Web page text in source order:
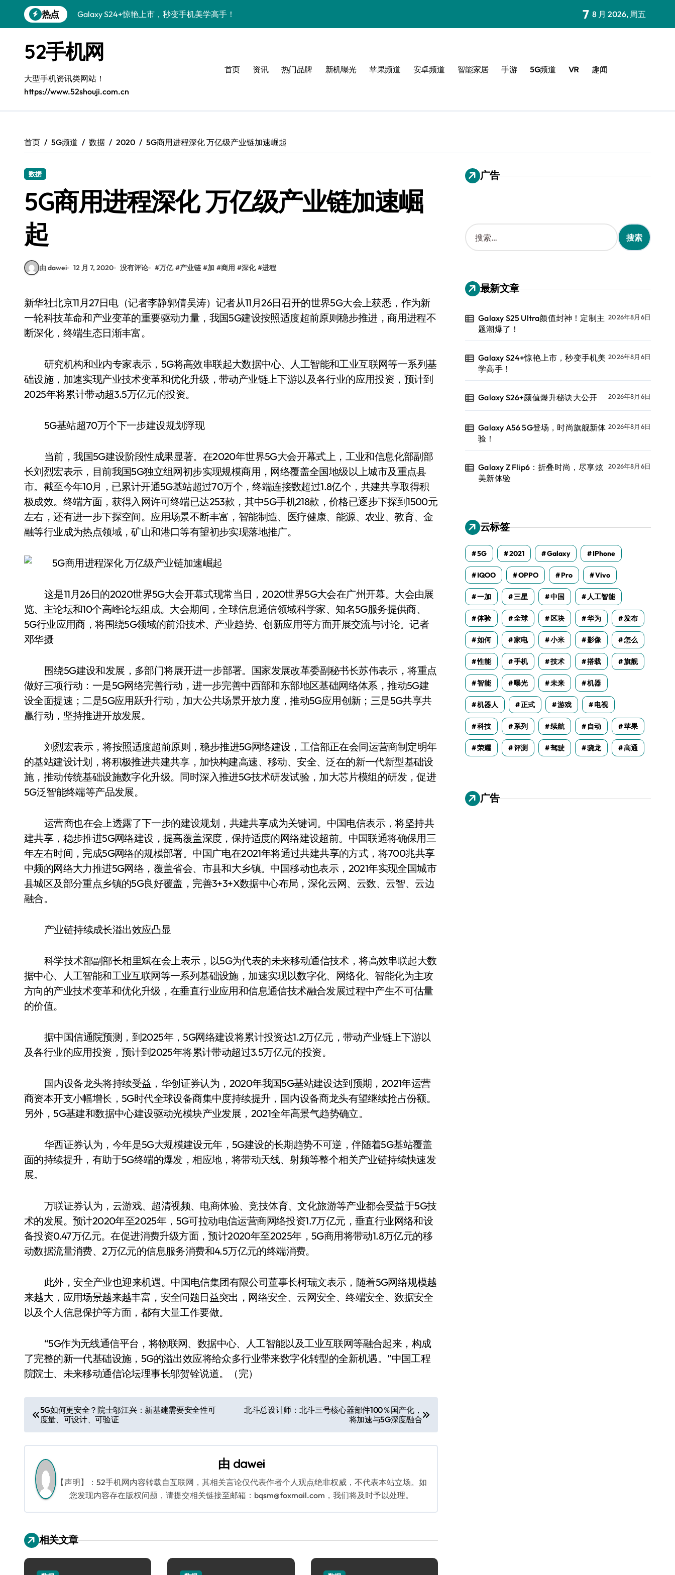
到
热点
Galaxy S26+颜值爆升秘诀大公开
Galaxy A56 5G登场，时尚旗舰新体验！
Galaxy Z Flip6：折叠时尚，尽享炫美新体验
三星Galaxy S26发布：一键解锁个性美
Galaxy C55 5G登场，演绎三星美学新巅峰！
7 8 月 2026, 周五
52手机网
大型手机资讯类网站！
https://www.52shouji.com.cn
首页 资讯 热门品牌 新机曝光 苹果频道 安卓频道 智能家居 手游 5G频道 VR 趣闻
首页 5G频道 数据 2020 5G商用进程深化 万亿级产业链加速崛起
数据
5G商用进程深化 万亿级产业链加速崛
起
由 dawei 12 月 7, 2020 没有评论 #万亿 #产业链 #加 #商用 #深化 #进程
新华社北京11月27日电（记者李静郭倩吴涛）记者从11月26日召开的世界5G大会上获悉，作为新
一轮科技革命和产业变革的重要驱动力量，我国5G建设按照适度超前原则稳步推进，商用进程不
断深化，终端生态日渐丰富。
研究机构和业内专家表示，5G将高效串联起大数据中心、人工智能和工业互联网等一系列基
础设施，加速实现产业技术变革和优化升级，带动产业链上下游以及各行业的应用投资，预计到
2025年将累计带动超3.5万亿元的投资。
5G基站超70万个下一步建设规划浮现
当前，我国5G建设阶段性成果显著。在2020年世界5G大会开幕式上，工业和信息化部副部
长刘烈宏表示，目前我国5G独立组网初步实现规模商用，网络覆盖全国地级以上城市及重点县
市。截至今年10月，已累计开通5G基站超过70万个，终端连接数超过1.8亿个，共建共享取得积
极成效。终端方面，获得入网许可终端已达253款，其中5G手机218款，价格已逐步下探到1500元
左右，还有进一步下探空间。应用场景不断丰富，智能制造、医疗健康、能源、农业、教育、金
融等行业成为热点领域，矿山和港口等有望初步实现落地推广。
这是11月26日的2020世界5G大会开幕式现常当日，2020世界5G大会在广州开幕。大会由展
览、主论坛和10个高峰论坛组成。大会期间，全球信息通信领域科学家、知名5G服务提供商、
5G行业应用商，将围绕5G领域的前沿技术、产业趋势、创新应用等方面开展交流与讨论。记者
邓华摄
围绕5G建设和发展，多部门将展开进一步部署。国家发展改革委副秘书长苏伟表示，将重点
做好三项行动：一是5G网络完善行动，进一步完善中西部和东部地区基础网络体系，推动5G建
设全面提速；二是5G应用跃升行动，加大公共场景开放力度，推动5G应用创新；三是5G共享共
赢行动，坚持推进开放发展。
刘烈宏表示，将按照适度超前原则，稳步推进5G网络建设，工信部正在会同运营商制定明年
的基站建设计划，将积极推进共建共享，加快构建高速、移动、安全、泛在的新一代新型基础设
施，推动传统基础设施数字化升级。同时深入推进5G技术研发试验，加大芯片模组的研发，促进
5G泛智能终端等产品发展。
运营商也在会上透露了下一步的建设规划，共建共享成为关键词。中国电信表示，将坚持共
建共享，稳步推进5G网络建设，提高覆盖深度，保持适度的网络建设超前。中国联通将确保用三
年左右时间，完成5G网络的规模部署。中国广电在2021年将通过共建共享的方式，将700兆共享
中频的网络大力推进5G网络，覆盖省会、市县和大乡镇。中国移动也表示，2021年实现全国城市
县城区及部分重点乡镇的5G良好覆盖，完善3+3+X数据中心布局，深化云网、云数、云智、云边
融合。
产业链持续成长溢出效应凸显
科学技术部副部长相里斌在会上表示，以5G为代表的未来移动通信技术，将高效串联起大数
据中心、人工智能和工业互联网等一系列基础设施，加速实现以数字化、网络化、智能化为主攻
方向的产业技术变革和优化升级，在垂直行业应用和信息通信技术融合发展过程中产生不可估量
的价值。
据中国信通院预测，到2025年，5G网络建设将累计投资达1.2万亿元，带动产业链上下游以
及各行业的应用投资，预计到2025年将累计带动超过3.5万亿元的投资。
国内设备龙头将持续受益，华创证券认为，2020年我国5G基站建设达到预期，2021年运营
商资本开支小幅增长，5G时代全球设备商集中度持续提升，国内设备商龙头有望继续抢占份额。
另外，5G基建和数据中心建设驱动光模块产业发展，2021全年高景气趋势确立。
华西证券认为，今年是5G大规模建设元年，5G建设的长期趋势不可逆，伴随着5G基站覆盖
面的持续提升，有助于5G终端的爆发，相应地，将带动天线、射频等整个相关产业链持续快速发
展。
万联证券认为，云游戏、超清视频、电商体验、竞技体育、文化旅游等产业都会受益于5G技
术的发展。预计2020年至2025年，5G可拉动电信运营商网络投资1.7万亿元，垂直行业网络和设
备投资0.47万亿元。在促进消费升级方面，预计2020年至2025年，5G商用将带动1.8万亿元的移
动数据流量消费、2万亿元的信息服务消费和4.5万亿元的终端消费。
此外，安全产业也迎来机遇。中国电信集团有限公司董事长柯瑞文表示，随着5G网络规模越
来越大，应用场景越来越丰富，安全问题日益突出，网络安全、云网安全、终端安全、数据安全
以及个人信息保护等方面，都有大量工作要做。
“5G作为无线通信平台，将物联网、数据中心、人工智能以及工业互联网等融合起来，构成
了完整的新一代基础设施，5G的溢出效应将给众多行业带来数字化转型的全新机遇。”中国工程
院院士、未来移动通信论坛理事长邬贺铨说道。（完）
文
章
导
航
5G如何更安全？院士邬江兴：新基建需要安全性可
度量、可设计、可验证
北斗总设计师：北斗三号核心器部件100％国产化，
将加速与5G深度融合
由 dawei
【声明】：52手机网内容转载自互联网，其相关言论仅代表作者个人观点绝非权威，不代表本站立场。如
您发现内容存在版权问题，请提交相关链接至邮箱：bqsm@foxmail.com，我们将及时予以处理。
相关文章
广告
搜
索
：
最新文章
Galaxy S25 Ultra颜值封神！定制主
题潮爆了！
2026年8月6日
Galaxy S24+惊艳上市，秒变手机美
学高手！
2026年8月6日
Galaxy S26+颜值爆升秘诀大公开 2026年8月6日
Galaxy A56 5G登场，时尚旗舰新体
验！
2026年8月6日
Galaxy Z Flip6：折叠时尚，尽享炫
美新体验
2026年8月6日
云标签
5G 2021 Galaxy IPhone
IQOO OPPO Pro Vivo
一加 三星 中国 人工智能
体验 全球 区块 华为 发布
如何 家电 小米 影像 怎么
性能 手机 技术 搭载 旗舰
智能 曝光 未来 机器
机器人 正式 游戏 电视
科技 系列 续航 自动 苹果
荣耀 评测 驾驶 骁龙 高通
广告